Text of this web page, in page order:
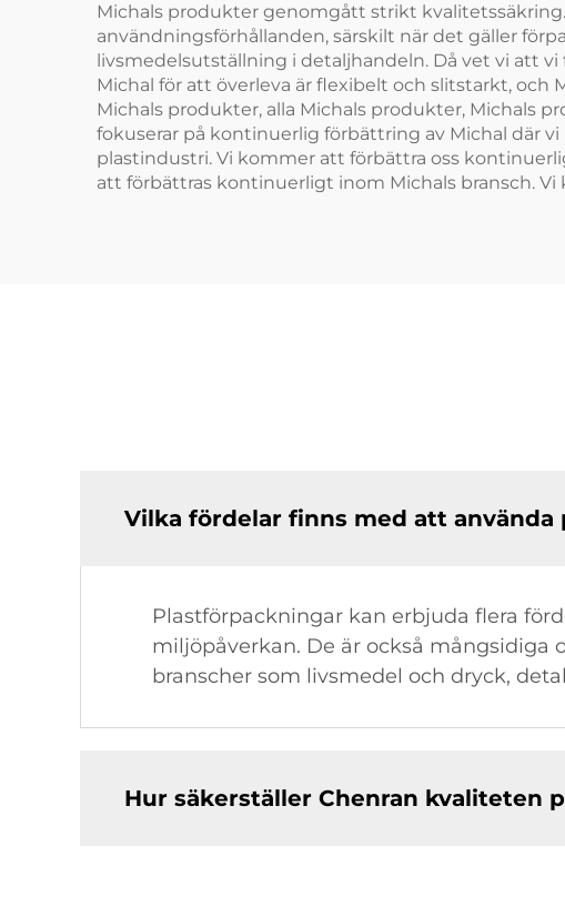
Michals produkter genomgått strikt
användningsförhållanden, särskilt när det gäller
livsmedelsutställning i detaljhandeln. Då vet vi att
Michal för att överleva är flexibelt och slitstarkt, och
Michals produkter, alla Michals produkter, Michals
fokuserar på kontinuerlig förbättring av Michal där
plastindustri. Vi kommer att förbättra oss
att förbättras kontinuerligt inom Michals bransch.
Vilka fördelar finns med att använda
Plastförpackningar kan erbjuda flera
miljöpåverkan. De är också mångsidiga
branscher som livsmedel och dryck,
Hur säkerställer Chenran kvaliteten